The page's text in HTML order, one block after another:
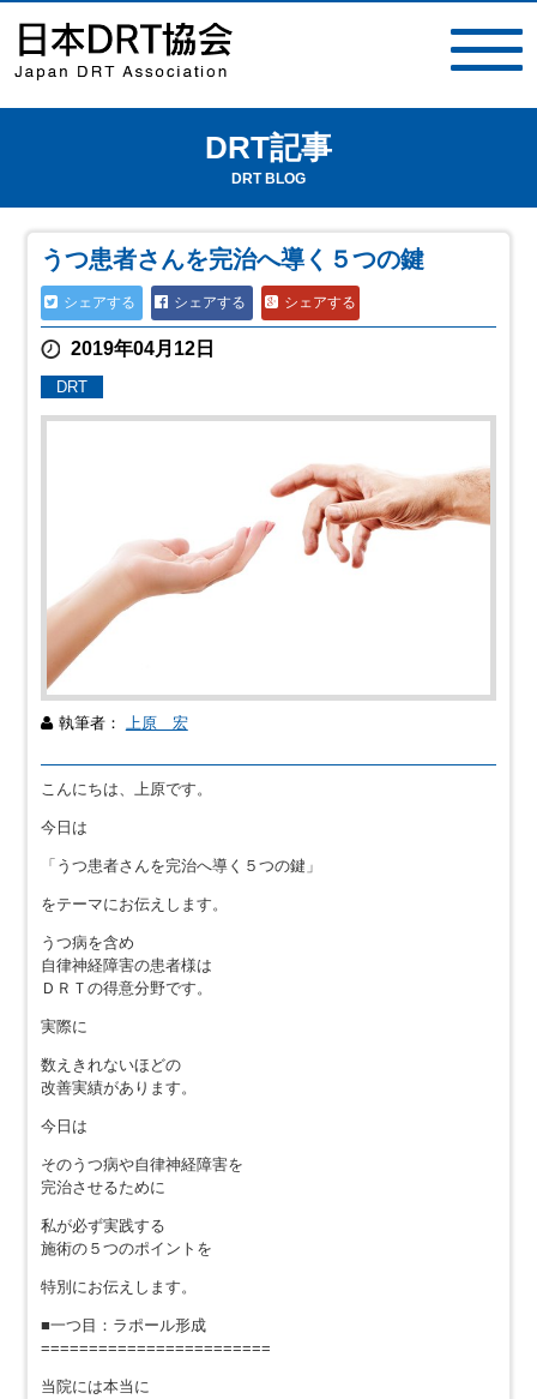
DRT記事
DRT BLOG
うつ患者さんを完治へ導く５つの鍵
シェアする シェアする シェアする
2019年04月12日
DRT
執筆者： 上原 宏
こんにちは、上原です。
今日は
「うつ患者さんを完治へ導く５つの鍵」
をテーマにお伝えします。
うつ病を含め
自律神経障害の患者様は
ＤＲＴの得意分野です。
実際に
数えきれないほどの
改善実績があります。
今日は
そのうつ病や自律神経障害を
完治させるために
私が必ず実践する
施術の５つのポイントを
特別にお伝えします。
■一つ目：ラポール形成
========================
当院には本当に